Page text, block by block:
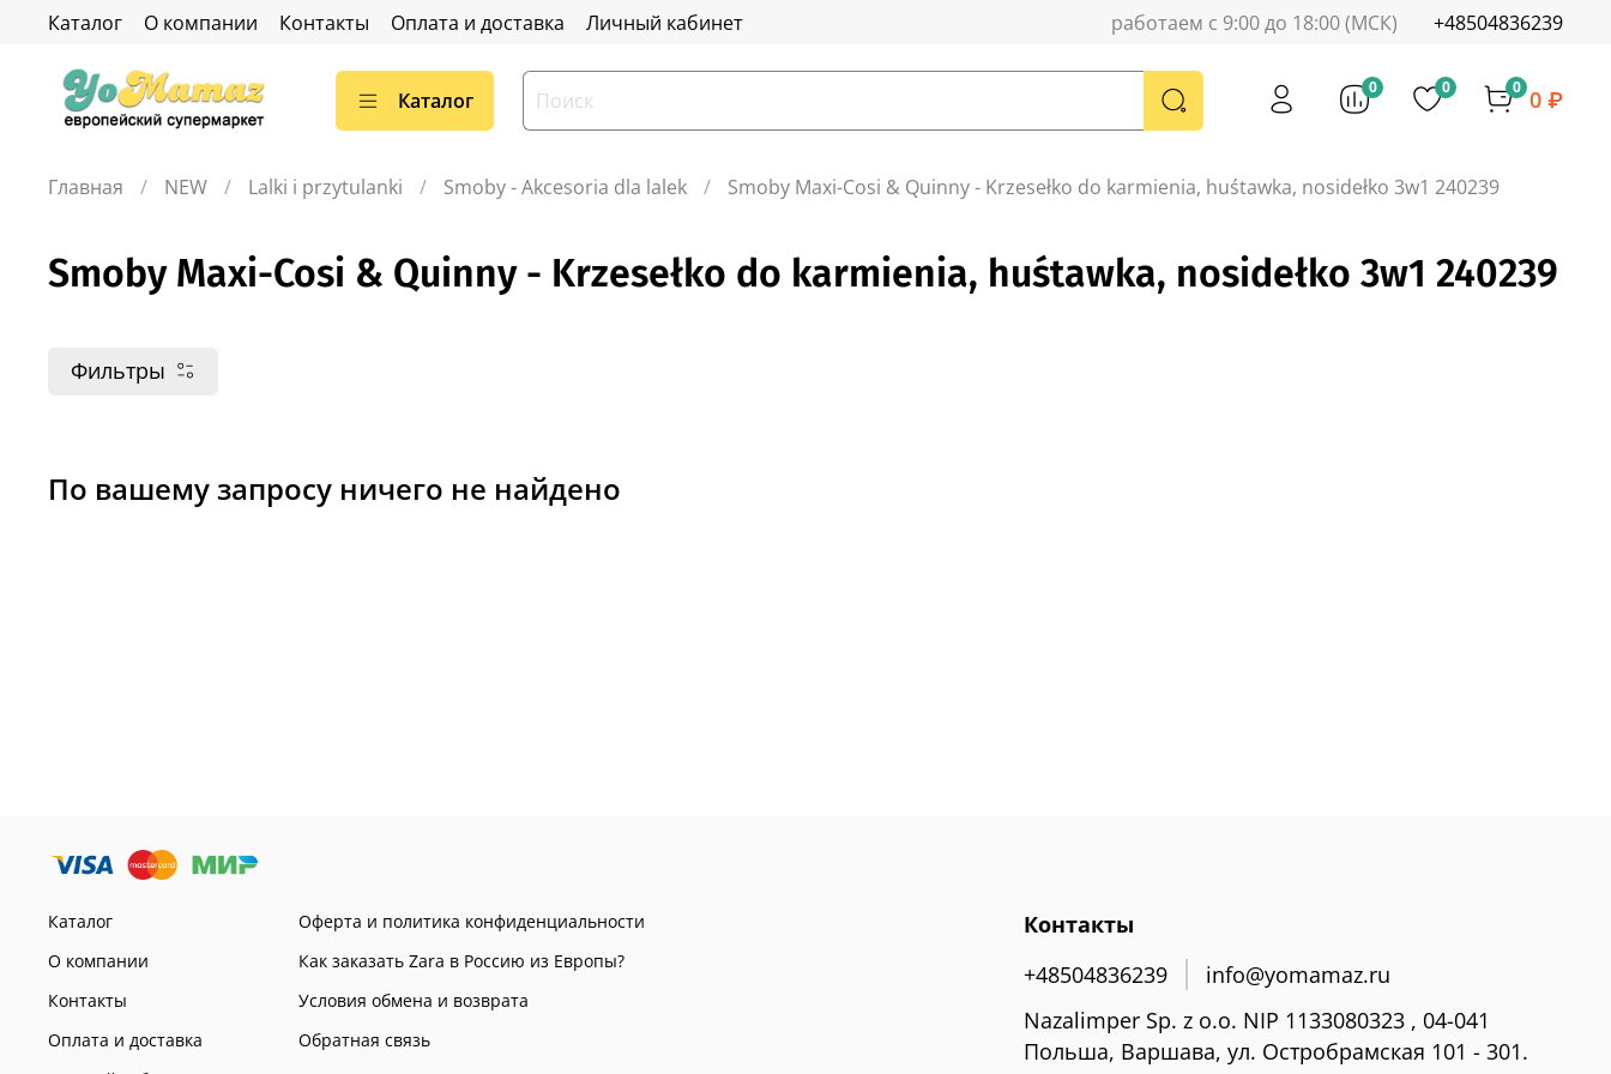
Каталог О компании Контакты Оплата и доставка Личный кабинет работаем с 9:00 до 18:00 (МСК) +48504836239
Каталог
0 0 0 0 ₽
Главная NEW Lalki i przytulanki Smoby - Akcesoria dla lalek Smoby Maxi-Cosi & Quinny - Krzesełko do karmienia, huśtawka, nosidełko 3w1 240239
Smoby Maxi-Cosi & Quinny - Krzesełko do karmienia, huśtawka, nosidełko 3w1 240239
Фильтры
По вашему запросу ничего не найдено
Каталог
О компании
Контакты
Оплата и доставка
Оферта и политика конфиденциальности
Как заказать Zara в Россию из Европы?
Условия обмена и возврата
Обратная связь
Контакты
+48504836239
info@yomamaz.ru
Nazalimper Sp. z o.o. NIP 1133080323 , 04-041
Польша, Варшава, ул. Остробрамская 101 - 301.